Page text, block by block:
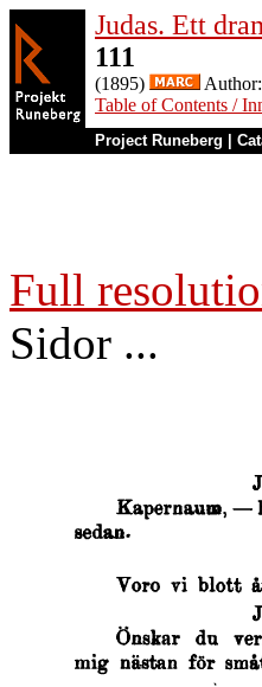
Judas. Ett
111
(1895) Author:
Table of Contents /
Project Runeberg
Full
Sidor ...